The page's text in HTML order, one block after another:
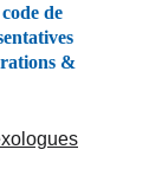
de
&